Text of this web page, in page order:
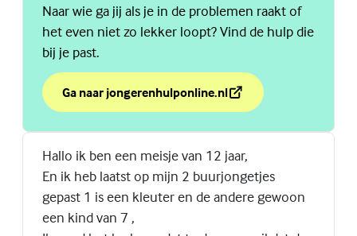
Naar wie ga jij als je in de problemen raakt of
het even niet zo lekker loopt? Vind de hulp die
bij je past.
Ga naar jongerenhulponline.nl
over Weet jij de weg naar hulp?
(Externe link)
Hallo ik ben een meisje van 12 jaar,
En ik heb laatst op mijn 2 buurjongetjes
gepast 1 is een kleuter en de andere gewoon
een kind van 7 ,